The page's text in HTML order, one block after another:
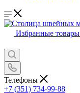
Избранные товары
Телефоны
+7 (351) 734-99-88